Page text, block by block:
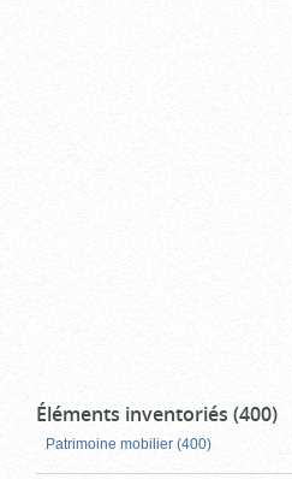
Éléments inventoriés (400)
Patrimoine mobilier (400)